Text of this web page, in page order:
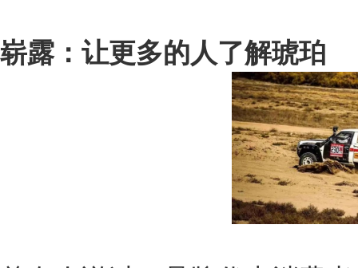
崭露：让更多的人了解琥珀